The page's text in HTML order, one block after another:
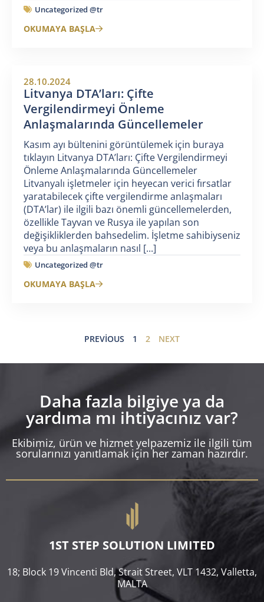
Uncategorized @tr
OKUMAYA BAŞLA
28.10.2024
Litvanya DTA’ları: Çifte
Vergilendirmeyi Önleme
Anlaşmalarında Güncellemeler
Kasım ayı bültenini görüntülemek için buraya
tıklayın Litvanya DTA’ları: Çifte Vergilendirmeyi
Önleme Anlaşmalarında Güncellemeler
Litvanyalı işletmeler için heyecan verici fırsatlar
yaratabilecek çifte vergilendirme anlaşmaları
(DTA’lar) ile ilgili bazı önemli güncellemelerden,
özellikle Tayvan ve Rusya ile yapılan son
değişikliklerden bahsedelim. İşletme sahibiyseniz
veya bu anlaşmaların nasıl [...]
Uncategorized @tr
OKUMAYA BAŞLA
PREVIOUS 1 2 NEXT
Daha fazla bilgiye ya da
yardıma mı ihtiyacınız var?
Ekibimiz, ürün ve hizmet yelpazemiz ile ilgili tüm
sorularınızı yanıtlamak için her zaman hazırdır.
1ST STEP SOLUTION LIMITED
18; Block 19 Vincenti Bld, Strait Street, VLT 1432, Valletta,
MALTA​